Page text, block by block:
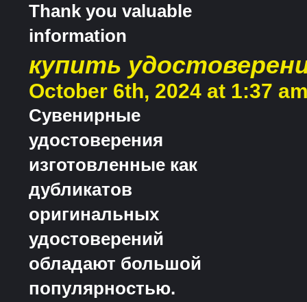
Thank you valuable
information
купить
October 6th, 2024 at 1:37
Сувенирные
удостоверения
изготовленные как
дубликатов
оригинальных
удостоверений
обладают большой
популярностью.